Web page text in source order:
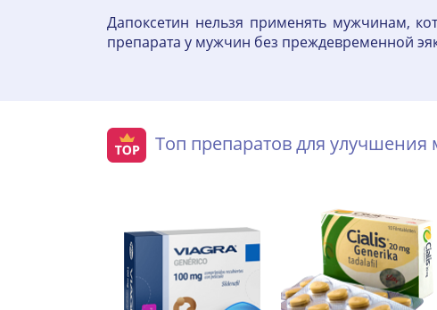
Дапоксетин нельзя применять мужчинам,
препарата у мужчин без преждевременной
Топ препаратов для